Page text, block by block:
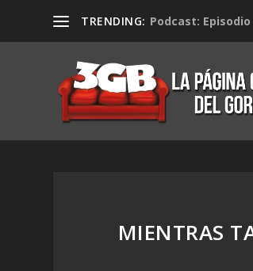
TRENDING: Podcast:
MIENTRAS